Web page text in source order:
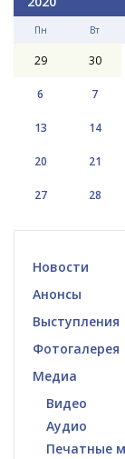
Пн Вт
29 30
6 7
13 14
20 21
27 28
Новости
Анонсы
Выступления
Фотогалерея
Медиа
Видео
Аудио
Печатные